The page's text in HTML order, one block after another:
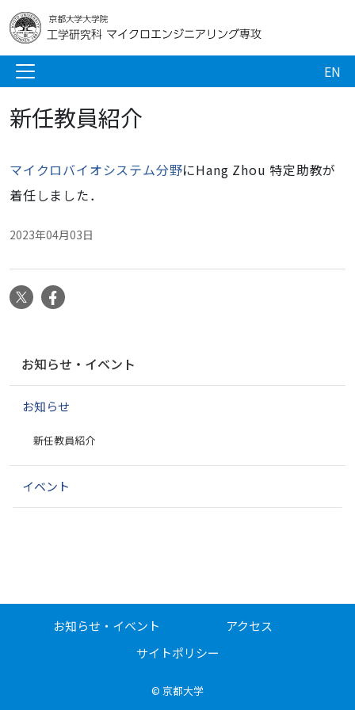
EN
新任教員紹介
マイクロバイオシステム分野にHang Zhou 特定助教が
着任しました．
2023年04月03日
X
ゲ
ン
お知らせ・イベント
お知らせ
新任教員紹介
イベント
© 京都大学
お知らせ・イベント
アクセス
サイトポリシー